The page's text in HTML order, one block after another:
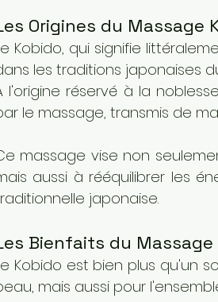
Origines du Massage
Kobido, qui signifie
les traditions japonaises
l'origine réservé à la
le massage, transmis de
massage vise non
aussi à rééquilibrer les
japonaise.
Bienfaits du Massage
Kobido est bien plus qu'un
mais aussi pour